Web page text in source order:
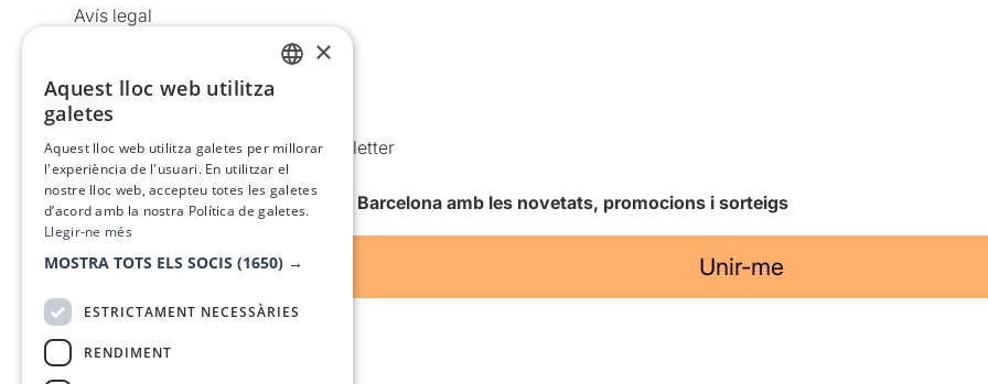
Avís legal
Política de cookies
Condicions d’ús
Comunicacions comercials i Newsletter
Anuncia’t
Vull rebre la newsletter de Teatre Barcelona amb les novetats, promocions i sorteigs
Unir-me
×
Aquest lloc web utilitza
galetes
Aquest lloc web utilitza galetes per millorar
l'experiència de l'usuari. En utilitzar el
nostre lloc web, accepteu totes les galetes
d’acord amb la nostra Política de galetes.
Llegir-ne més
MOSTRA TOTS ELS SOCIS (1650) →
ESTRICTAMENT NECESSÀRIES
RENDIMENT